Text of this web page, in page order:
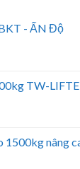
- ẤN Độ
TW-
1500kg nâng